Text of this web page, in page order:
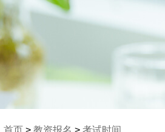
首页 > 教资报名 > 考试时间